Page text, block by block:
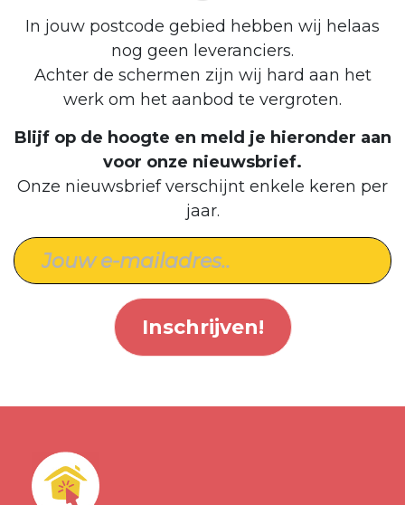
In jouw postcode gebied hebben wij helaas
nog geen leveranciers.
Achter de schermen zijn wij hard aan het
werk om het aanbod te vergroten.
Blijf op de hoogte en meld je hieronder aan
voor onze nieuwsbrief.
Onze nieuwsbrief verschijnt enkele keren per
jaar.
Inschrijven!